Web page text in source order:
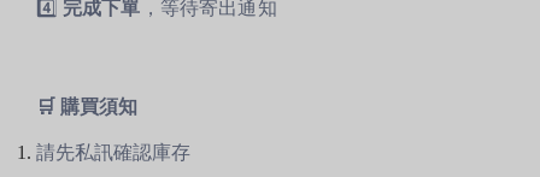
4️⃣ 完成下單 ，等待寄出通知
🛒 購買須知
請先私訊確認庫存